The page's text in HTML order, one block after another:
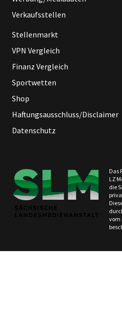
Verkaufsstellen
Stellenmarkt
VPN Vergleich
Finanz Vergleich
Sportwetten
Shop
Haftungsausschluss/Disclaimer
Datenschutz
Das
LZ
die
vom